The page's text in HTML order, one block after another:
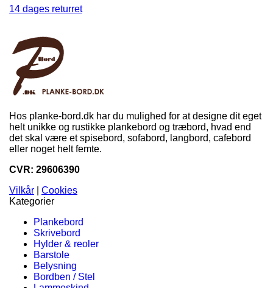
14 dages returret
Hos planke-bord.dk har du mulighed for at designe dit eget
helt unikke og rustikke plankebord og træbord, hvad end
det skal være et spisebord, sofabord, langbord, cafebord
eller noget helt femte.
CVR: 29606390
Vilkår
Cookies
Kategorier
Plankebord
Skrivebord
Hylder & reoler
Barstole
Belysning
Bordben / Stel